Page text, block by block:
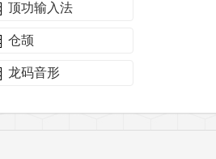
顶功输入法
仓颉
龙码音形